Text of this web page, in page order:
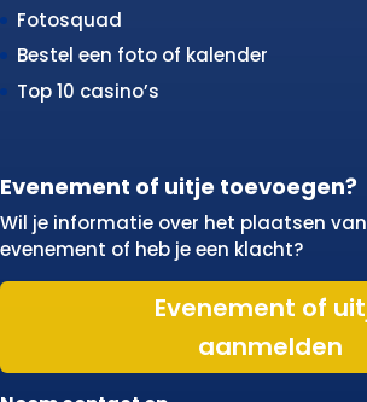
Fotosquad
Bestel een foto of kalender
Top 10 casino’s
Evenement of uitje toevoegen?
Wil je informatie over het plaatsen
evenement of heb je een klacht?
Evenement of
aanmelden